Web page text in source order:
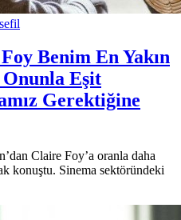
Benim En Yakın
Eşit
Gerektiğine
Claire Foy’a oranla daha
konuştu. Sinema sektöründeki